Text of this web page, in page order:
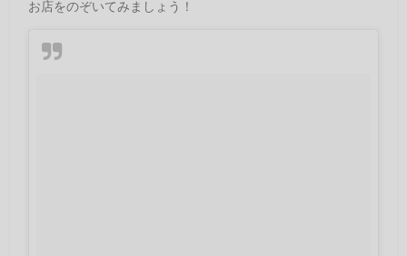
お店をのぞいてみましょう！